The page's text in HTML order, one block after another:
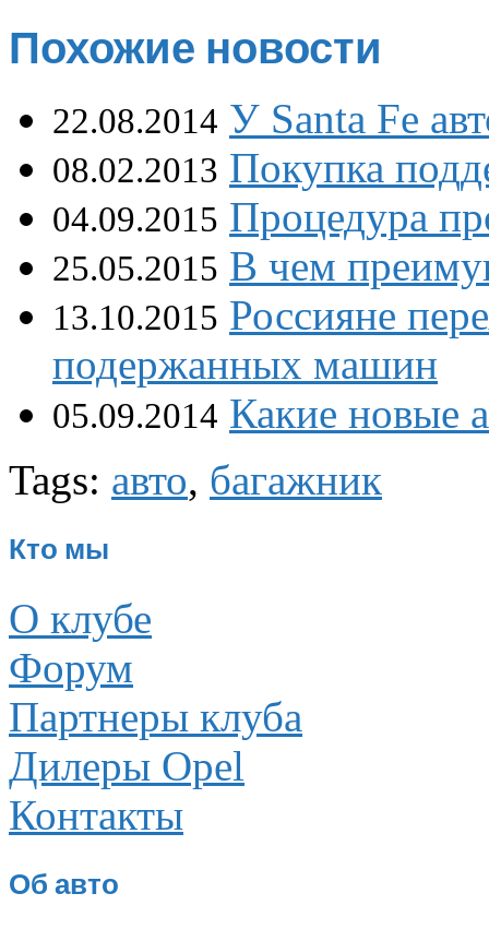
Похожие новости
22.08.2014 У Santa Fe
08.02.2013 Покупка
04.09.2015 Процедура
25.05.2015 В чем
13.10.2015 Россияне
подержанных машин
05.09.2014 Какие новые
Tags: авто, багажник
Кто мы
О клубе
Форум
Партнеры клуба
Дилеры Opel
Контакты
Об авто